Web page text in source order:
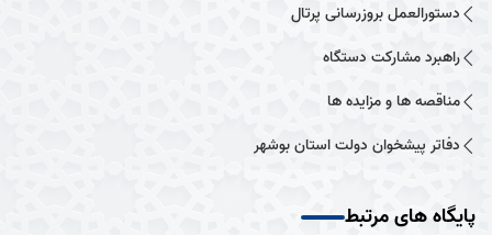
دستورالعمل بروزرسانی پرتال
راهبرد مشارکت دستگاه
مناقصه ها و مزایده ها
دفاتر پیشخوان دولت استان بوشهر
پایگاه های مرتبط